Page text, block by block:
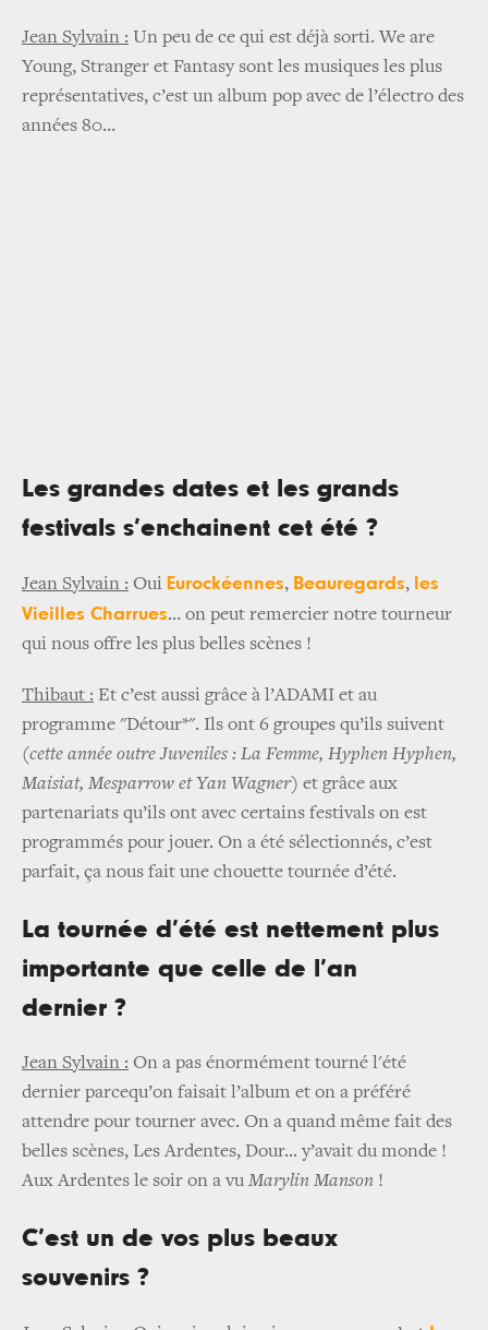
Jean Sylvain : Un peu de ce qui est déjà sorti. We are
Young, Stranger et Fantasy sont les musiques les plus
représentatives, c’est un album pop avec de l’électro des
années 80…
Les grandes dates et les grands
festivals s’enchainent cet été ?
Jean Sylvain : Oui Eurockéennes, Beauregards, les
Vieilles Charrues… on peut remercier notre tourneur
qui nous offre les plus belles scènes !
Thibaut : Et c’est aussi grâce à l’ADAMI et au
programme "Détour*". Ils ont 6 groupes qu’ils suivent
(cette année outre Juveniles : La Femme, Hyphen Hyphen,
Maisiat, Mesparrow et Yan Wagner) et grâce aux
partenariats qu’ils ont avec certains festivals on est
programmés pour jouer. On a été sélectionnés, c’est
parfait, ça nous fait une chouette tournée d’été.
La tournée d’été est nettement plus
importante que celle de l’an
dernier ?
Jean Sylvain : On a pas énormément tourné l'été
dernier parcequ’on faisait l’album et on a préféré
attendre pour tourner avec. On a quand même fait des
belles scènes, Les Ardentes, Dour... y’avait du monde !
Aux Ardentes le soir on a vu Marylin Manson !
C’est un de vos plus beaux
souvenirs ?